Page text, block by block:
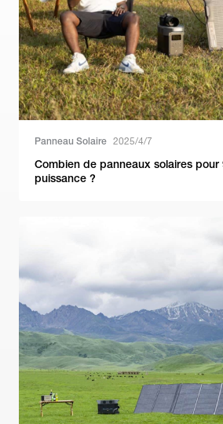
Panneau Solaire 2025/4/7
Combien de panneaux solaires pour
puissance ?